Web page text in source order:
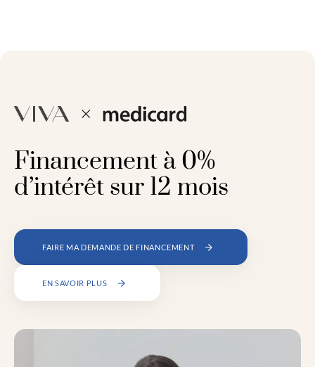
Financement à 0%
d’intérêt sur 12 mois
FAIRE MA DEMANDE DE FINANCEMENT
EN SAVOIR PLUS